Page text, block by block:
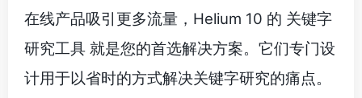
在线产品吸引更多流量，Helium 10 的 关键字
研究工具 就是您的首选解决方案。它们专门设
计用于以省时的方式解决关键字研究的痛点。